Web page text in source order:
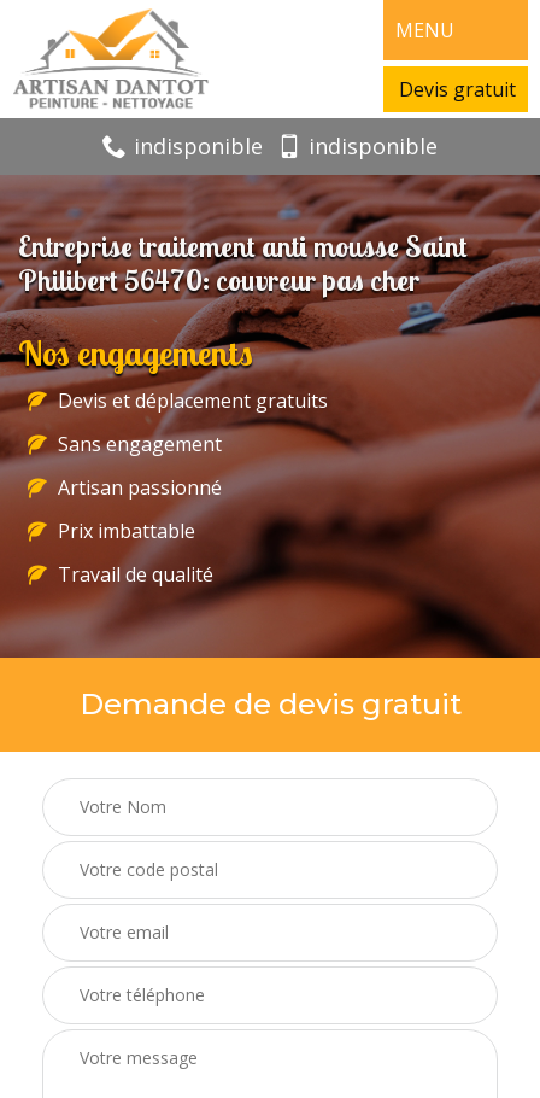
MENU
Devis gratuit
indisponible indisponible
Entreprise traitement anti mousse Saint
Philibert 56470: couvreur pas cher
Nos engagements
Devis et déplacement gratuits
Sans engagement
Artisan passionné
Prix imbattable
Travail de qualité
Demande de devis gratuit